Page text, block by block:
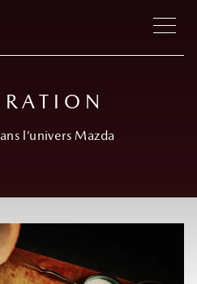
l’univers Mazda